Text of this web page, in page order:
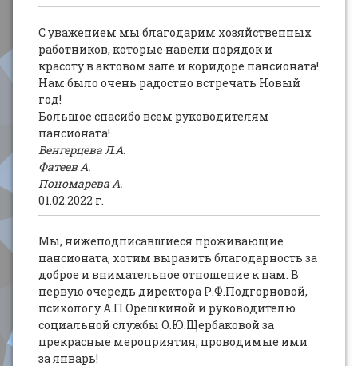
С уважением мы благодарим хозяйственных
работников, которые навели порядок и
красоту в актовом зале и коридоре пансионата!
Нам было очень радостно встречать Новый
год!
Большое спасибо всем руководителям
пансионата!
Венгерцева Л.А.
Фатеев А.
Пономарева А.
01.02.2022 г.
Мы, нижеподписавшиеся проживающие
пансионата, хотим выразить благодарность за
доброе и внимательное отношение к нам. В
первую очередь директора Р.Ф.Подгорновой,
психологу А.П.Орешкиной и руководителю
социальной службы О.Ю.Щербаковой за
прекрасные мероприятия, проводимые ими
за январь!